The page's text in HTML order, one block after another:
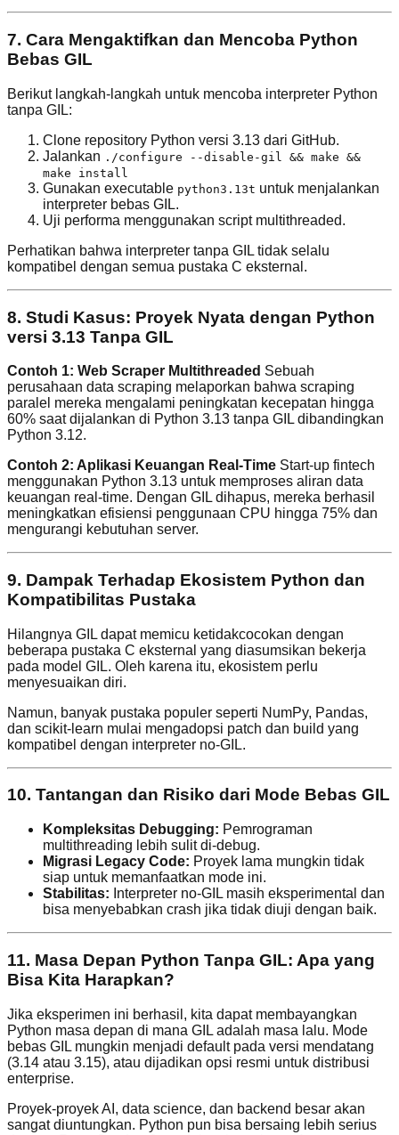
7. Cara Mengaktifkan dan Mencoba Python
Bebas GIL
Berikut langkah-langkah untuk mencoba interpreter Python
tanpa GIL:
Clone repository Python versi 3.13 dari GitHub.
Jalankan ./configure --disable-gil && make &&
make install
Gunakan executable python3.13t untuk menjalankan
interpreter bebas GIL.
Uji performa menggunakan script multithreaded.
Perhatikan bahwa interpreter tanpa GIL tidak selalu
kompatibel dengan semua pustaka C eksternal.
8. Studi Kasus: Proyek Nyata dengan Python
versi 3.13 Tanpa GIL
Contoh 1: Web Scraper Multithreaded Sebuah
perusahaan data scraping melaporkan bahwa scraping
paralel mereka mengalami peningkatan kecepatan hingga
60% saat dijalankan di Python 3.13 tanpa GIL dibandingkan
Python 3.12.
Contoh 2: Aplikasi Keuangan Real-Time Start-up fintech
menggunakan Python 3.13 untuk memproses aliran data
keuangan real-time. Dengan GIL dihapus, mereka berhasil
meningkatkan efisiensi penggunaan CPU hingga 75% dan
mengurangi kebutuhan server.
9. Dampak Terhadap Ekosistem Python dan
Kompatibilitas Pustaka
Hilangnya GIL dapat memicu ketidakcocokan dengan
beberapa pustaka C eksternal yang diasumsikan bekerja
pada model GIL. Oleh karena itu, ekosistem perlu
menyesuaikan diri.
Namun, banyak pustaka populer seperti NumPy, Pandas,
dan scikit-learn mulai mengadopsi patch dan build yang
kompatibel dengan interpreter no-GIL.
10. Tantangan dan Risiko dari Mode Bebas GIL
Kompleksitas Debugging: Pemrograman
multithreading lebih sulit di-debug.
Migrasi Legacy Code: Proyek lama mungkin tidak
siap untuk memanfaatkan mode ini.
Stabilitas: Interpreter no-GIL masih eksperimental dan
bisa menyebabkan crash jika tidak diuji dengan baik.
11. Masa Depan Python Tanpa GIL: Apa yang
Bisa Kita Harapkan?
Jika eksperimen ini berhasil, kita dapat membayangkan
Python masa depan di mana GIL adalah masa lalu. Mode
bebas GIL mungkin menjadi default pada versi mendatang
(3.14 atau 3.15), atau dijadikan opsi resmi untuk distribusi
enterprise.
Proyek-proyek AI, data science, dan backend besar akan
sangat diuntungkan. Python pun bisa bersaing lebih serius